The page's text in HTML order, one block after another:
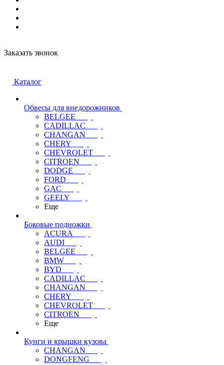
Заказать звонок
Каталог
Обвесы для внедорожников
BELGEE
CADILLAC
CHANGAN
CHERY
CHEVROLET
CITROEN
DODGE
FORD
GAC
GEELY
Еще
Боковые подножки
ACURA
AUDI
BELGEE
BMW
BYD
CADILLAC
CHANGAN
CHERY
CHEVROLET
CITROEN
Еще
Кунги и крышки кузова
CHANGAN
DONGFENG